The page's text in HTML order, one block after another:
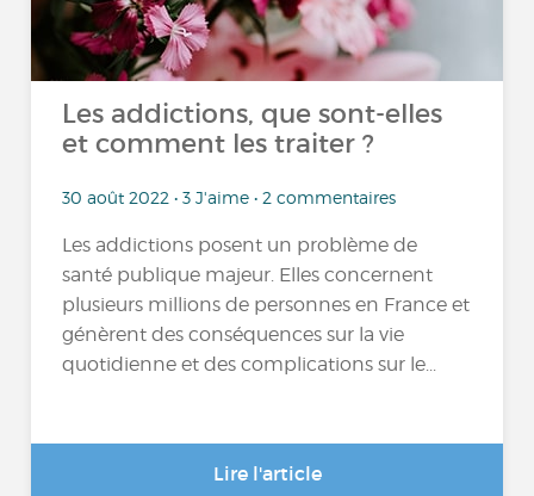
Les addictions, que sont-elles
et comment les traiter ?
30 août 2022 • 3 J'aime • 2 commentaires
Les addictions posent un problème de
santé publique majeur. Elles concernent
plusieurs millions de personnes en France et
génèrent des conséquences sur la vie
quotidienne et des complications sur le...
Lire l'article